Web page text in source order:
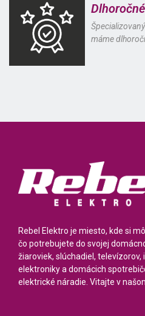
máme
Rebel Elektro je miesto, kde si
čo potrebujete do svojej
žiaroviek, slúchadiel, televízorov,
elektroniky a domácich
elektrické náradie. Vitajte v